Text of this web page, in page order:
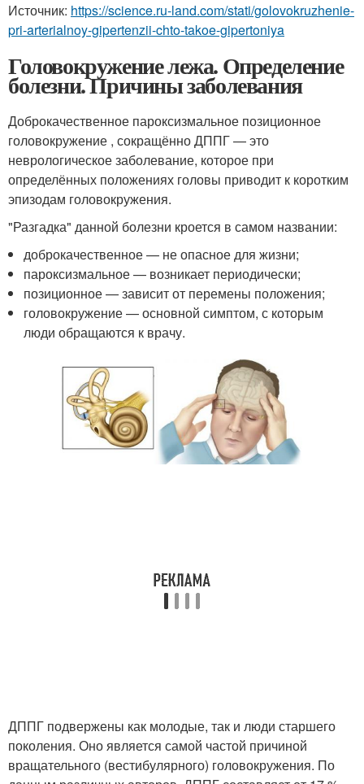
Источник: https://science.ru-land.com/stati/golovokruzhenie-
pri-arterialnoy-gipertenzii-chto-takoe-gipertoniya
Головокружение лежа. Определение
болезни. Причины заболевания
Доброкачественное пароксизмальное позиционное
головокружение , сокращённо ДППГ — это
неврологическое заболевание, которое при
определённых положениях головы приводит к коротким
эпизодам головокружения.
"Разгадка" данной болезни кроется в самом названии:
доброкачественное — не опасное для жизни;
пароксизмальное — возникает периодически;
позиционное — зависит от перемены положения;
головокружение — основной симптом, с которым
люди обращаются к врачу.
ДППГ подвержены как молодые, так и люди старшего
поколения. Оно является самой частой причиной
вращательного (вестибулярного) головокружения. По